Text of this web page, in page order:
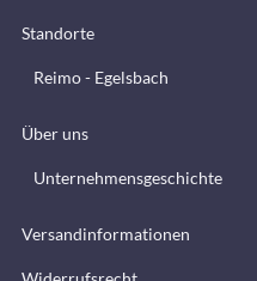
Standorte
Reimo - Egelsbach
Über uns
Unternehmensgeschichte
Versandinformationen